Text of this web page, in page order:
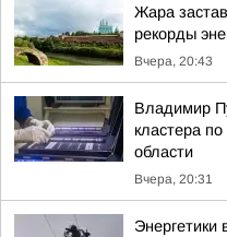
Жара
рекорды
Вчера, 20:43
Владимир
кластера
области
Вчера, 20:31
Энергетики